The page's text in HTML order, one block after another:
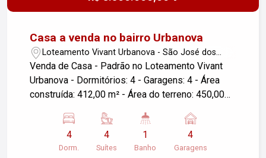
Casa a venda no bairro Urbanova
Loteamento Vivant Urbanova - São José dos
Campos/SP
Venda de Casa - Padrão no Loteamento Vivant
Urbanova - Dormitórios: 4 - Garagens: 4 - Área
construída: 412,00 m² - Área do terreno: 450,00
Essa é uma excelente oportunidade para quem
busca conforto e espaço em um dos bairros mais
valorizados da região. A casa conta com amplos
4
Dorm.
4
Suítes
1
Banho
4
Garagens